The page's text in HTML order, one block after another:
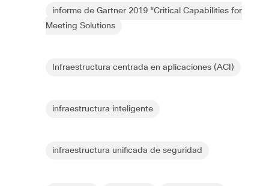
informe de Gartner 2019 “Critical Capabilities for
Meeting Solutions
Infraestructura centrada en aplicaciones (ACI)
infraestructura inteligente
infraestructura unificada de seguridad